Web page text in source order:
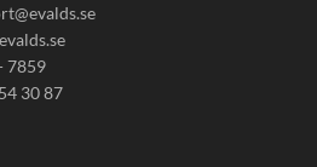
7859
30 87